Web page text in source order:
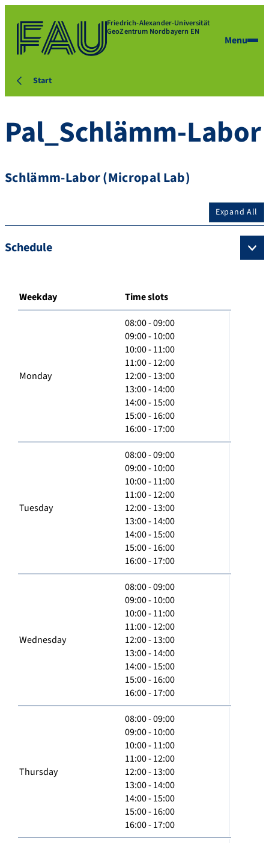
Friedrich-Alexander-Universität
GeoZentrum Nordbayern EN
Menu
Start
Pal_Schlämm-Labor
Schlämm-Labor (Micropal Lab)
Expand All
Schedule
Weekday Time slots
Monday
08:00 - 09:00
09:00 - 10:00
10:00 - 11:00
11:00 - 12:00
12:00 - 13:00
13:00 - 14:00
14:00 - 15:00
15:00 - 16:00
16:00 - 17:00
Tuesday
08:00 - 09:00
09:00 - 10:00
10:00 - 11:00
11:00 - 12:00
12:00 - 13:00
13:00 - 14:00
14:00 - 15:00
15:00 - 16:00
16:00 - 17:00
Wednesday
08:00 - 09:00
09:00 - 10:00
10:00 - 11:00
11:00 - 12:00
12:00 - 13:00
13:00 - 14:00
14:00 - 15:00
15:00 - 16:00
16:00 - 17:00
Thursday
08:00 - 09:00
09:00 - 10:00
10:00 - 11:00
11:00 - 12:00
12:00 - 13:00
13:00 - 14:00
14:00 - 15:00
15:00 - 16:00
16:00 - 17:00